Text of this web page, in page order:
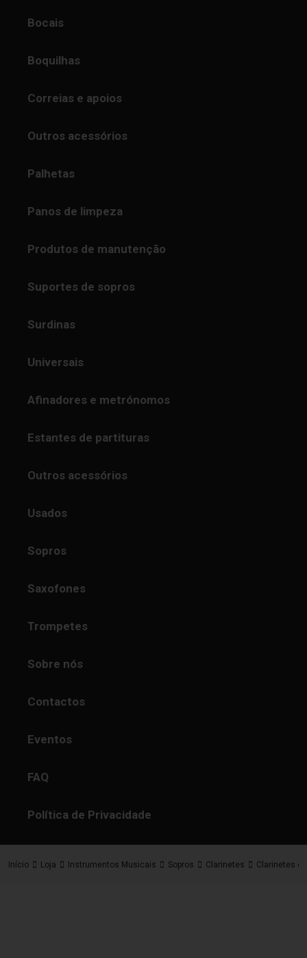
Bocais
Boquilhas
Correias e apoios
Outros acessórios
Palhetas
Panos de limpeza
Produtos de manutenção
Suportes de sopros
Surdinas
Universais
Afinadores e metrónomos
Estantes de partituras
Outros acessórios
Usados
Sopros
Saxofones
Trompetes
Sobre nós
Contactos
Eventos
FAQ
Política de Privacidade
Início Loja Instrumentos Musicais Sopros Clarinetes Clarinetes